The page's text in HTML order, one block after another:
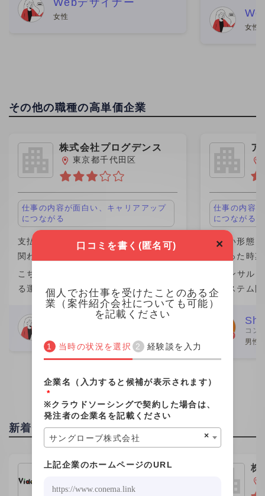
せん。何度も同じ店舗に行くと、店舗
Webデザイナー
女性
れに基づい
に働く人た
女性
その他の職種の高単価企業
株式会社プログデンス
東京都千代田区
仕事の内容が面白い、キャリアアップ
につながる
支払い形態：月単価 ￥1,100,000
関わった時期：2023年
こちらの企業が他社から請け負ってい
る運用保守案件の業務を行なっていま
した。 こちらの企業の社員さん数名か
らなるチームの一員という形で、みな
さん親切でした。 こちらの社員さんと
個人的な繋がりがあり、その
Webデザイナー
ア
仕事の内容
につながる
支払い形態
関わった時
ITコンサル
のシステム
きました。
が一番の魅
ムエンジニ
が、この案
コン
男性
新着投稿
株式会社ビデオチューブ
株
ｈ
×
口コミを書く(匿名可)
個人でお仕事を受けたことのある企
業（案件紹介会社についても可能）
を記載ください
当時の状況を選択 経験談を入力
企業名（入力すると候補が表示されます）
*
※クラウドソーシングで契約した場合は、
発注者の企業名を記載ください
×
サングローブ株式会社
上記企業のホームページのURL